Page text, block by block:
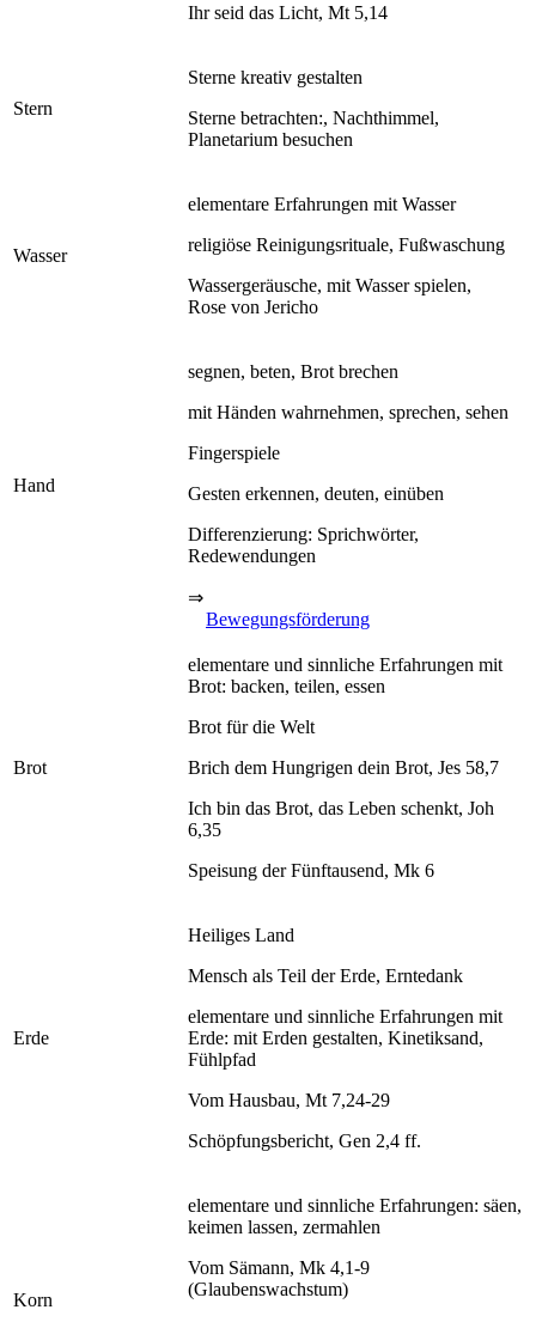
Ihr seid das Licht, Mt 5,14
Stern
Sterne kreativ gestalten
Sterne betrachten:, Nachthimmel,
Planetarium besuchen
Wasser
elementare Erfahrungen mit Wasser
religiöse Reinigungsrituale, Fußwaschung
Wassergeräusche, mit Wasser spielen,
Rose von Jericho
Hand
segnen, beten, Brot brechen
mit Händen wahrnehmen, sprechen, sehen
Fingerspiele
Gesten erkennen, deuten, einüben
Differenzierung: Sprichwörter,
Redewendungen
⇒
Bewegungsförderung
Brot
elementare und sinnliche Erfahrungen mit
Brot: backen, teilen, essen
Brot für die Welt
Brich dem Hungrigen dein Brot, Jes 58,7
Ich bin das Brot, das Leben schenkt, Joh
6,35
Speisung der Fünftausend, Mk 6
Erde
Heiliges Land
Mensch als Teil der Erde, Erntedank
elementare und sinnliche Erfahrungen mit
Erde: mit Erden gestalten, Kinetiksand,
Fühlpfad
Vom Hausbau, Mt 7,24-29
Schöpfungsbericht, Gen 2,4 ff.
Korn
elementare und sinnliche Erfahrungen: säen,
keimen lassen, zermahlen
Vom Sämann, Mk 4,1-9
(Glaubenswachstum)